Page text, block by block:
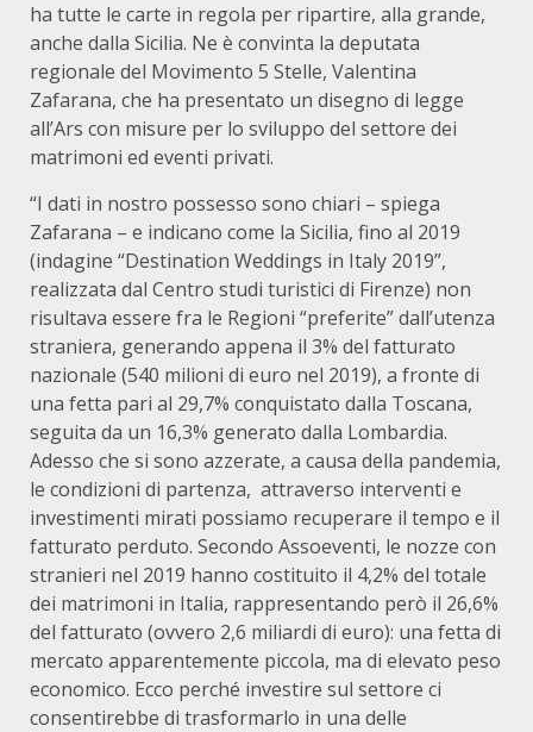
ha tutte le carte in regola per ripartire, alla grande,
anche dalla Sicilia. Ne è convinta la deputata
regionale del Movimento 5 Stelle, Valentina
Zafarana, che ha presentato un disegno di legge
all’Ars con misure per lo sviluppo del settore dei
matrimoni ed eventi privati.
“I dati in nostro possesso sono chiari – spiega
Zafarana – e indicano come la Sicilia, fino al 2019
(indagine “Destination Weddings in Italy 2019”,
realizzata dal Centro studi turistici di Firenze) non
risultava essere fra le Regioni “preferite” dall’utenza
straniera, generando appena il 3% del fatturato
nazionale (540 milioni di euro nel 2019), a fronte di
una fetta pari al 29,7% conquistato dalla Toscana,
seguita da un 16,3% generato dalla Lombardia.
Adesso che si sono azzerate, a causa della pandemia,
le condizioni di partenza, attraverso interventi e
investimenti mirati possiamo recuperare il tempo e il
fatturato perduto. Secondo Assoeventi, le nozze con
stranieri nel 2019 hanno costituito il 4,2% del totale
dei matrimoni in Italia, rappresentando però il 26,6%
del fatturato (ovvero 2,6 miliardi di euro): una fetta di
mercato apparentemente piccola, ma di elevato peso
economico. Ecco perché investire sul settore ci
consentirebbe di trasformarlo in una delle